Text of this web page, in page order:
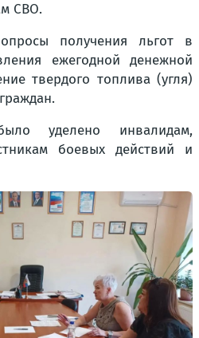
СВО.
получения льгот в
ежегодной денежной
твердого топлива (угля)
уделено инвалидам,
боевых действий и